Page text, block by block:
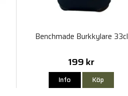
Benchmade Burkkylare 33cl
199 kr
Info Köp